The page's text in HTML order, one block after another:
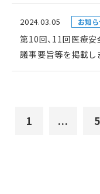
2024.03.05 お知
第10回、11回医療
議事要旨等を掲載し
1 ... 5